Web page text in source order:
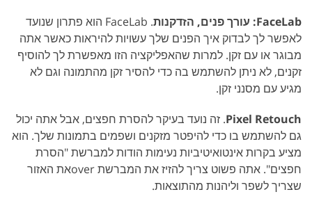
FaceLab: עורך פנים, הזדקנות
. FaceLab הוא פתרון שנועד
לאפשר לך לבדוק איך הפנים שלך עשויות להיראות כאשר אתה
מבוגר או עם זקן. למרות שהאפליקציה הזו מאפשרת לך להוסיף
זקנים, לא ניתן להשתמש בה כדי להסיר זקן מהתמונה וגם לא
מגיע עם מסנני זקן.
Pixel Retouch. זה נועד בעיקר להסרת חפצים, אבל אתה יכול
גם להשתמש בו כדי להיפטר מזקנים ושפמים בתמונות שלך. הוא
מציע בקרות אינטואיטיביות נעימות הודות למברשת "הסרת
חפצים". אתה פשוט צריך להזיז את המברשת overאת האזור
שצריך לשפר וליהנות מהתוצאות.